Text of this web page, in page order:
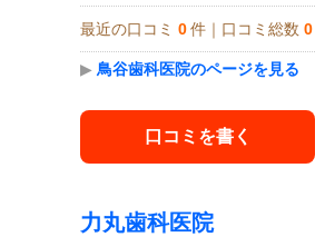
最近の口コミ 0 件｜口コミ総数 0
▶ 鳥谷歯科医院のページを見る
口コミを書く
力丸歯科医院